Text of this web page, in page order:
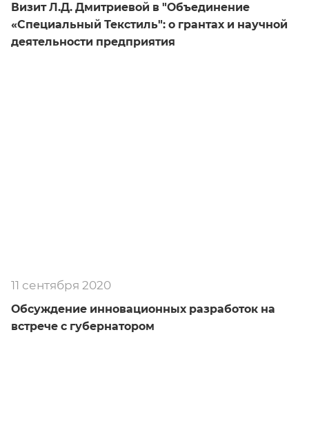
Визит Л.Д. Дмитриевой в "Объединение
«Специальный Текстиль": о грантах и научной
деятельности предприятия
11 сентября 2020
Обсуждение инновационных разработок на
встрече с губернатором